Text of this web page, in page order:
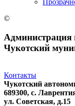
©
Администрация
Чукотский
Контакты
Чукотский
689300, с.
ул. Советская, д.15